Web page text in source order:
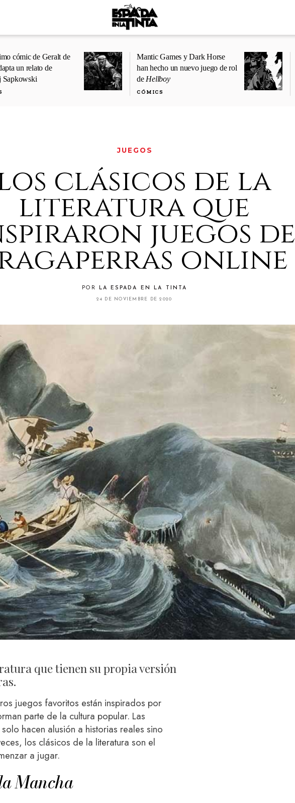
cómic de Geralt de
un relato de
Sapkowski
Mantic Games y Dark Horse
han hecho un nuevo juego de rol
de Hellboy
CÓMICS
JUEGOS
clásicos de la
literatura que
juegos de
online
POR LA ESPADA EN LA TINTA
24 DE NOVIEMBRE DE 2020
que tienen su propia versión
juegos favoritos están inspirados por
parte de la cultura popular. Las
hacen alusión a historias reales sino
los clásicos de la literatura son el
a jugar.
Mancha